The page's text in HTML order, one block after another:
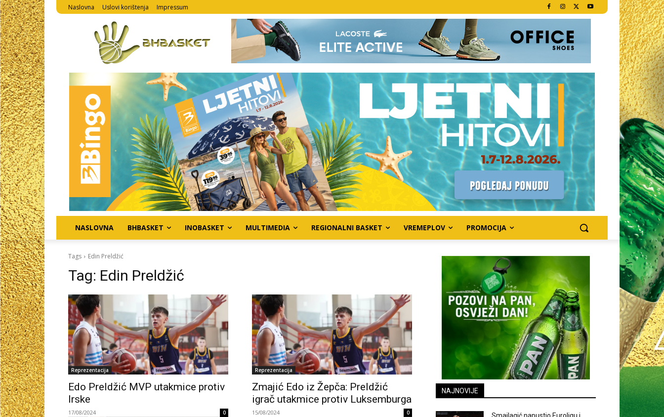
Naslovna Uslovi korištenja Impressum
NASLOVNA BHBASKET INOBASKET MULTIMEDIA REGIONALNI BASKET VREMEPLOV PROMOCIJA
Tags Edin Preldžić
Tag: Edin Preldžić
Reprezentacija
Edo Preldžić MVP utakmice protiv
Irske
17/08/2024 0
Reprezentacija
Zmajić Edo iz Žepča: Preldžić
igrač utakmice protiv Luksemburga
15/08/2024 0
NAJNOVIJE
Smailagić napustio Euroligu i